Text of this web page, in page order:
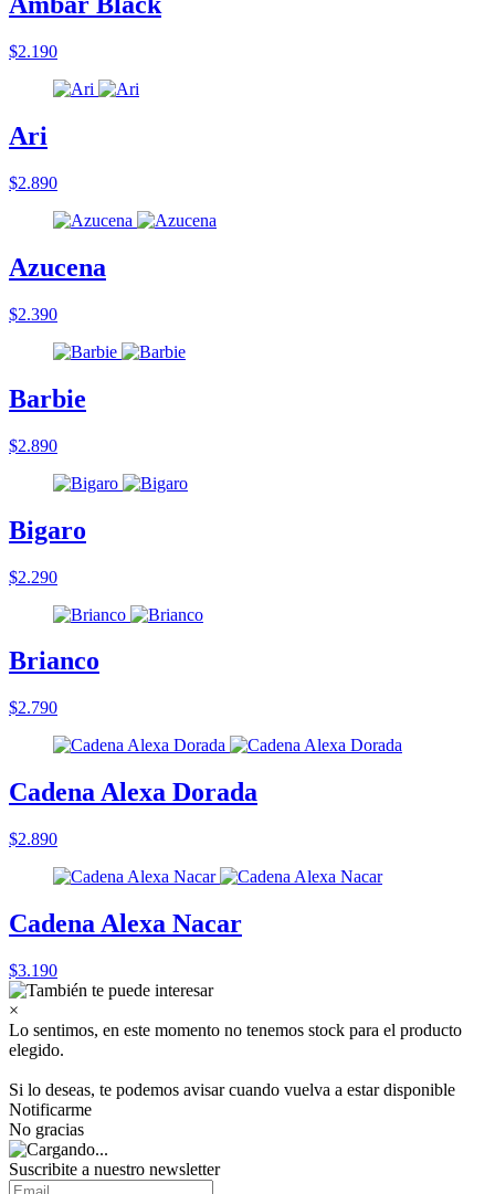
$2.190
Ari
$2.890
Azucena
$2.390
Barbie
$2.890
Bigaro
$2.290
Brianco
$2.790
Cadena Alexa Dorada
$2.890
Cadena Alexa Nacar
$3.190
×
Lo sentimos, en este momento no tenemos stock para el producto
elegido.
Si lo deseas, te podemos avisar cuando vuelva a estar disponible
Notificarme
No gracias
Suscribite a nuestro newsletter